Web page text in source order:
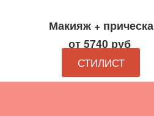
Макияж + прическа
от 5740 руб
СТИЛИСТ